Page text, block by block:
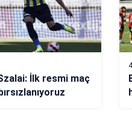
İlk resmi maç